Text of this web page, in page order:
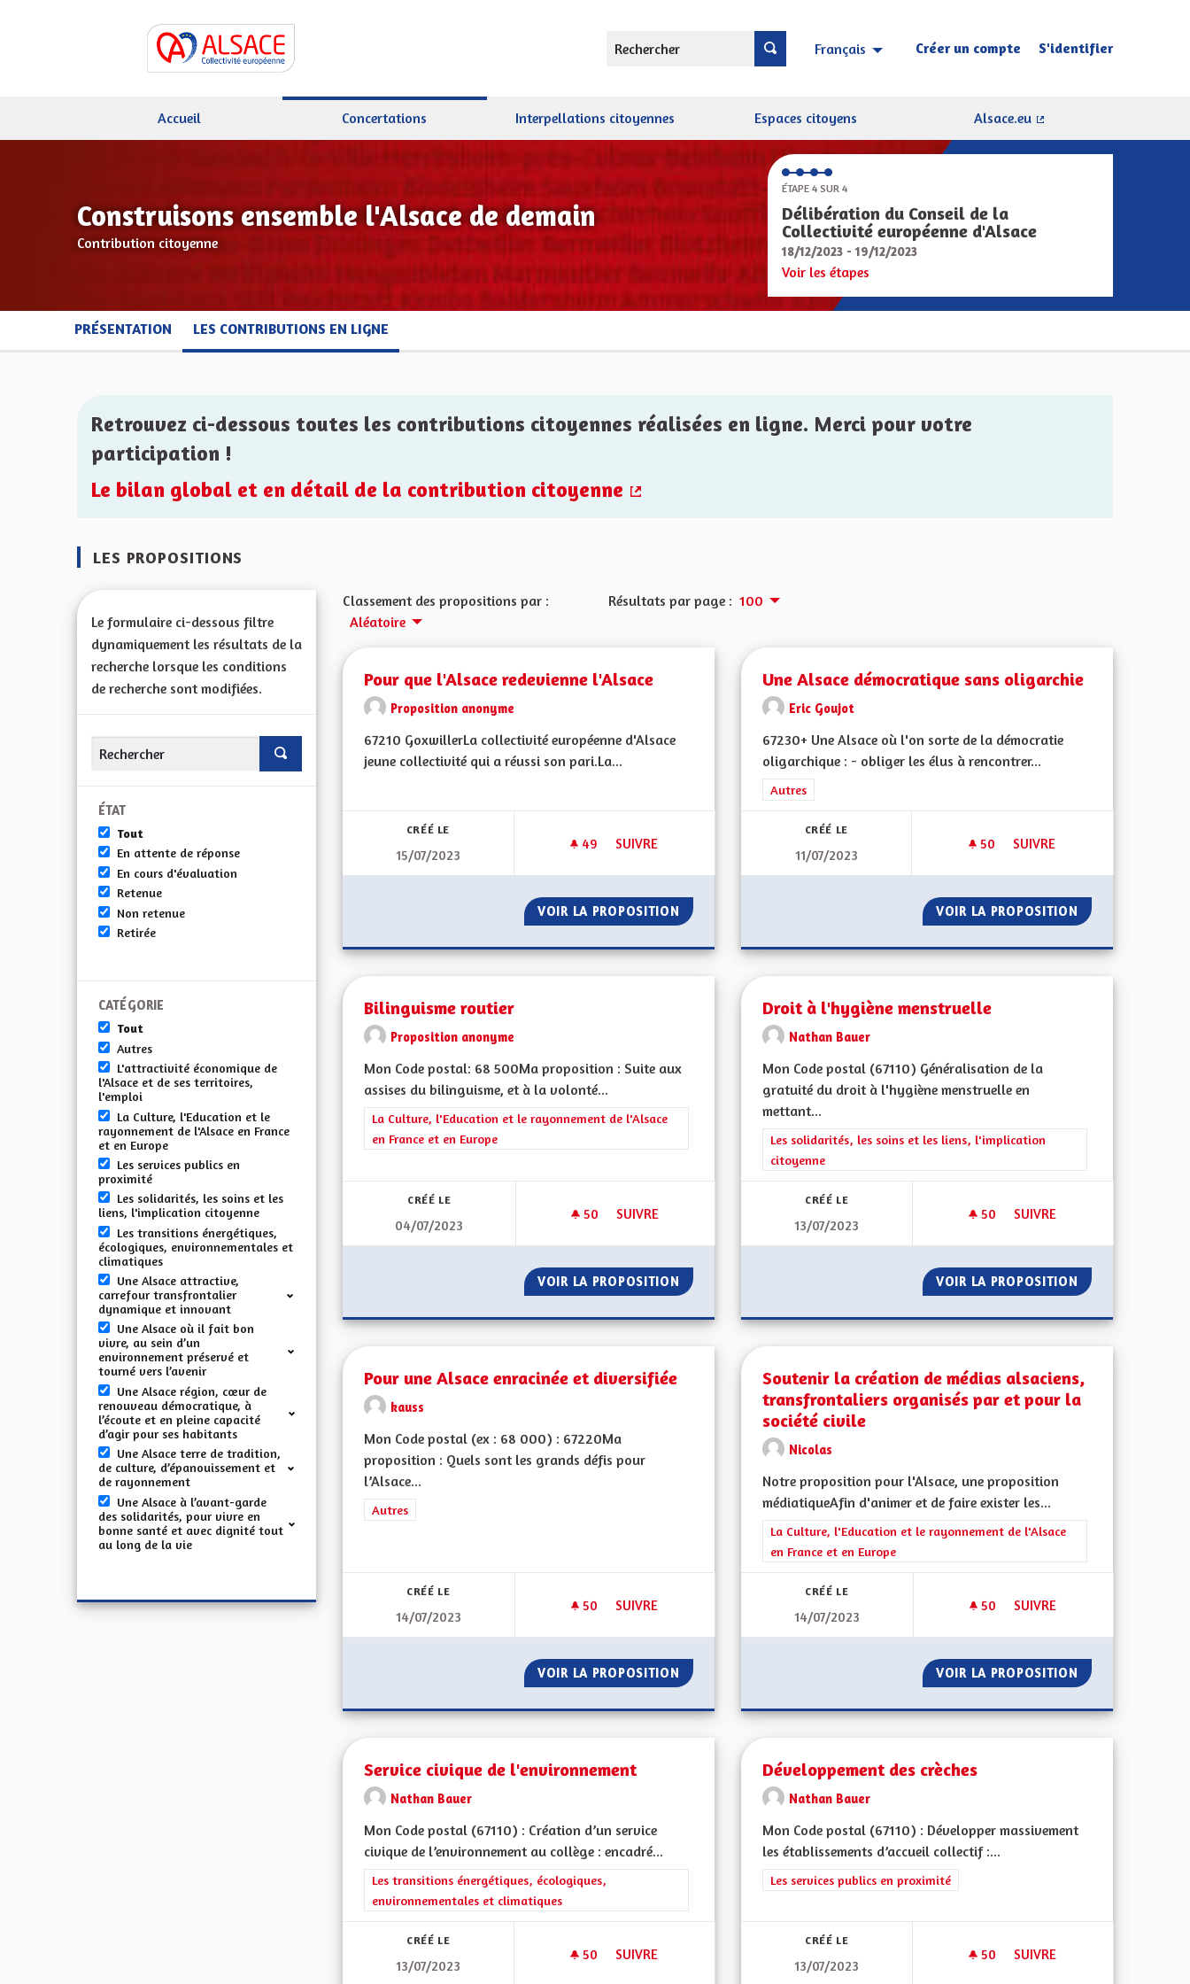
Rechercher Français Choisir la langue Sprache wählen
Créer un compte S'identifier
Accueil Concertations Interpellations citoyennes Espaces citoyens
Alsace.eu
Construisons ensemble l'Alsace de demain
Contribution citoyenne
ÉTAPE 4 SUR 4
Délibération du Conseil de la
Collectivité européenne d'Alsace
18/12/2023 - 19/12/2023
Voir les étapes
PRÉSENTATION LES CONTRIBUTIONS EN LIGNE
Retrouvez ci-dessous toutes les contributions citoyennes réalisées en ligne. Merci pour votre
participation !
Le bilan global et en détail de la contribution citoyenne
LES PROPOSITIONS
Le formulaire ci-dessous filtre
dynamiquement les résultats de la
recherche lorsque les conditions
de recherche sont modifiées.
ÉTAT
Tout
En attente de réponse
En cours d'évaluation
Retenue
Non retenue
Retirée
CATÉGORIE
Tout
Autres
L'attractivité économique de
l'Alsace et de ses territoires,
l'emploi
La Culture, l'Education et le
rayonnement de l'Alsace en France
et en Europe
Les services publics en
proximité
Les solidarités, les soins et les
liens, l'implication citoyenne
Les transitions énergétiques,
écologiques, environnementales et
climatiques
Une Alsace attractive,
carrefour transfrontalier
dynamique et innovant
Une Alsace où il fait bon
vivre, au sein d’un
environnement préservé et
tourné vers l’avenir
Une Alsace région, cœur de
renouveau démocratique, à
l’écoute et en pleine capacité
d’agir pour ses habitants
Une Alsace terre de tradition,
de culture, d’épanouissement et
de rayonnement
Une Alsace à l’avant-garde
des solidarités, pour vivre en
bonne santé et avec dignité tout
au long de la vie
Classement des propositions par :
Aléatoire
Résultats par page : 100
Pour que l'Alsace redevienne l'Alsace
Proposition anonyme
67210 GoxwillerLa collectivité européenne d'Alsace
jeune collectivité qui a réussi son pari.La...
CRÉÉ LE
15/07/2023
49 49 ABONNÉS
SUIVRE
POUR QUE L'ALSACE REDEVIENNE L'ALSACE
VOIR LA PROPOSITION POUR QUE L'ALSACE REDEVIENNE L'ALSACE
Une Alsace démocratique sans oligarchie
Eric Goujot
67230+ Une Alsace où l'on sorte de la démocratie
oligarchique : - obliger les élus à rencontrer...
Filtrer les résultats de la catégorie : Autres
Autres
CRÉÉ LE
11/07/2023
50 50 ABONNÉS
SUIVRE
VOIR LA PROPOSITION UNE ALSACE
Bilinguisme routier
Proposition anonyme
Mon Code postal: 68 500Ma proposition : Suite aux
assises du bilinguisme, et à la volonté...
Filtrer les résultats de la catégorie : La Culture, l'Education et le rayonnement de l'Alsace en France et en Europe
La Culture, l'Education et le rayonnement de l'Alsace
en France et en Europe
CRÉÉ LE
04/07/2023
50 50 ABONNÉS
SUIVRE
VOIR LA PROPOSITION BILINGUISME ROUTIER
Droit à l'hygiène menstruelle
Nathan Bauer
Mon Code postal (67110) Généralisation de la
gratuité du droit à l'hygiène menstruelle en
mettant...
Filtrer les résultats de la catégorie : Les solidarités, les soins et les liens,
Les solidarités, les soins et les liens, l'implication
citoyenne
CRÉÉ LE
13/07/2023
50 50 ABONNÉS
SUIVRE
VOIR LA PROPOSITION DROIT À
Pour une Alsace enracinée et diversifiée
kauss
Mon Code postal (ex : 68 000) : 67220Ma
proposition : Quels sont les grands défis pour
l’Alsace...
Filtrer les résultats de la catégorie : Autres
Autres
CRÉÉ LE
14/07/2023
50 50 ABONNÉS
SUIVRE
POUR UNE ALSACE ENRACINÉE ET DIVERSIFIÉE
VOIR LA PROPOSITION POUR UNE ALSACE ENRACINÉE ET DIVERSIFIÉE
Soutenir la création de médias alsaciens,
transfrontaliers organisés par et pour la
société civile
Nicolas
Notre proposition pour l'Alsace, une proposition
médiatiqueAfin d'animer et de faire exister les...
Filtrer les résultats de la catégorie : La Culture, l'Education et le
La Culture, l'Education et le rayonnement de l'Alsace
en France et en Europe
CRÉÉ LE
14/07/2023
50 50 ABONNÉS
SUIVRE
VOIR LA PROPOSITION SOUTENIR LA
Service civique de l'environnement
Nathan Bauer
Mon Code postal (67110) : Création d’un service
civique de l’environnement au collège : encadré...
Filtrer les résultats de la catégorie : Les transitions énergétiques, écologiques, environnementales et climatiques
Les transitions énergétiques, écologiques,
environnementales et climatiques
CRÉÉ LE
13/07/2023
50 50 ABONNÉS
SUIVRE
SERVICE CIVIQUE DE L'ENVIRONNEMENT
Développement des crèches
Nathan Bauer
Mon Code postal (67110) : Développer massivement
les établissements d’accueil collectif :...
Filtrer les résultats de la catégorie : Les services publics en proximité
Les services publics en proximité
CRÉÉ LE
13/07/2023
50 50 ABONNÉS
SUIVRE